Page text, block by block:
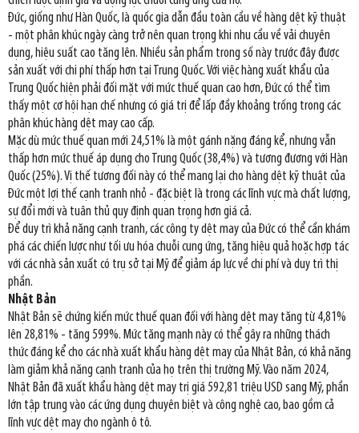
Đức, giống như Hàn Quốc, là quốc gia dẫn đầu toàn cầu về hàng dệt kỹ thuật
- một phân khúc ngày càng trở nên quan trọng khi nhu cầu về vải chuyên
dụng, hiệu suất cao tăng lên. Nhiều sản phẩm trong số này trước đây được
sản xuất với chi phí thấp hơn tại Trung Quốc. Với việc hàng xuất khẩu của
Trung Quốc hiện phải đối mặt với mức thuế quan cao hơn, Đức có thể tìm
thấy một cơ hội hạn chế nhưng có giá trị để lấp đầy khoảng trống trong các
phân khúc hàng dệt may cao cấp.
Mặc dù mức thuế quan mới 24,51% là một gánh nặng đáng kể, nhưng vẫn
thấp hơn mức thuế áp dụng cho Trung Quốc (38,4%) và tương đương với Hàn
Quốc (25%). Vị thế tương đối này có thể mang lại cho hàng dệt kỹ thuật của
Đức một lợi thế cạnh tranh nhỏ - đặc biệt là trong các lĩnh vực mà chất lượng,
sự đổi mới và tuân thủ quy định quan trọng hơn giá cả.
Để duy trì khả năng cạnh tranh, các công ty dệt may của Đức có thể cần khám
phá các chiến lược như tối ưu hóa chuỗi cung ứng, tăng hiệu quả hoặc hợp tác
với các nhà sản xuất có trụ sở tại Mỹ để giảm áp lực về chi phí và duy trì thị
phần.
Nhật Bản
Nhật Bản sẽ chứng kiến mức thuế quan đối với hàng dệt may tăng từ 4,81%
lên 28,81% - tăng 599%. Mức tăng mạnh này có thể gây ra những thách
thức đáng kể cho các nhà xuất khẩu hàng dệt may của Nhật Bản, có khả năng
làm giảm khả năng cạnh tranh của họ trên thị trường Mỹ. Vào năm 2024,
Nhật Bản đã xuất khẩu hàng dệt may trị giá 592,81 triệu USD sang Mỹ, phần
lớn tập trung vào các ứng dụng chuyên biệt và công nghệ cao, bao gồm cả
lĩnh vực dệt may cho ngành ô tô.